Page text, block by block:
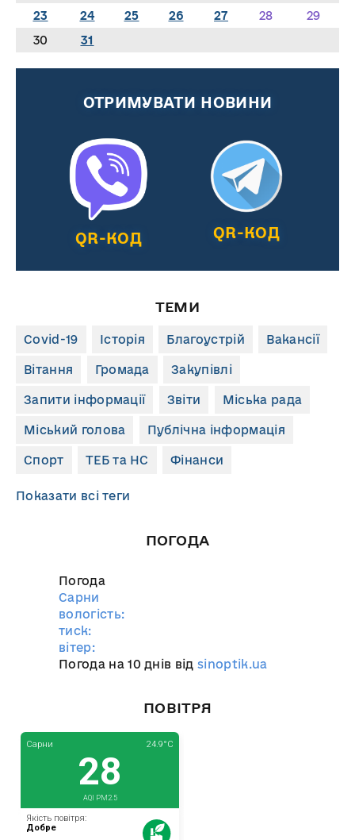
23
24 25 26 27 28
29
30
31
ОТРИМУВАТИ НОВИНИ
QR-КОД QR-КОД
ТЕМИ
Covid-19 Історія Благоустрій Вакансії
Вітання Громада Закупівлі
Запити інформації Звіти Міська рада
Міський голова Публічна інформація
Спорт ТЕБ та НС Фінанси
Показати всі теги
ПОГОДА
Погода
Сарни
вологість:
тиск:
вітер:
Погода на 10 днів відsinoptik.ua
ПОВІТРЯ